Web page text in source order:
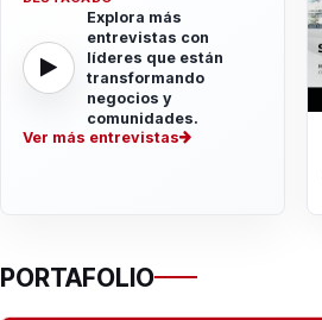
Explora más
entrevistas con
líderes que están
transformando
negocios y
comunidades.
Ver más entrevistas
PORTAFOLIO